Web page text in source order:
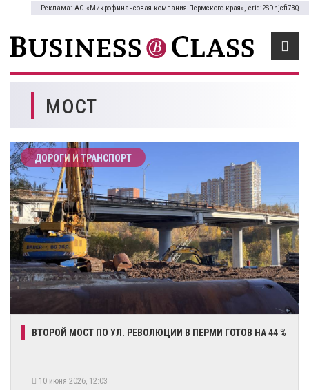
Реклама: АО «Микрофинансовая компания Пермского края», erid:2SDnjcfi73Q
мост
ДОРОГИ И ТРАНСПОРТ
​ВТОРОЙ МОСТ ПО УЛ. РЕВОЛЮЦИИ В ПЕРМИ ГОТОВ НА 44 %
10 июня 2026, 12:03